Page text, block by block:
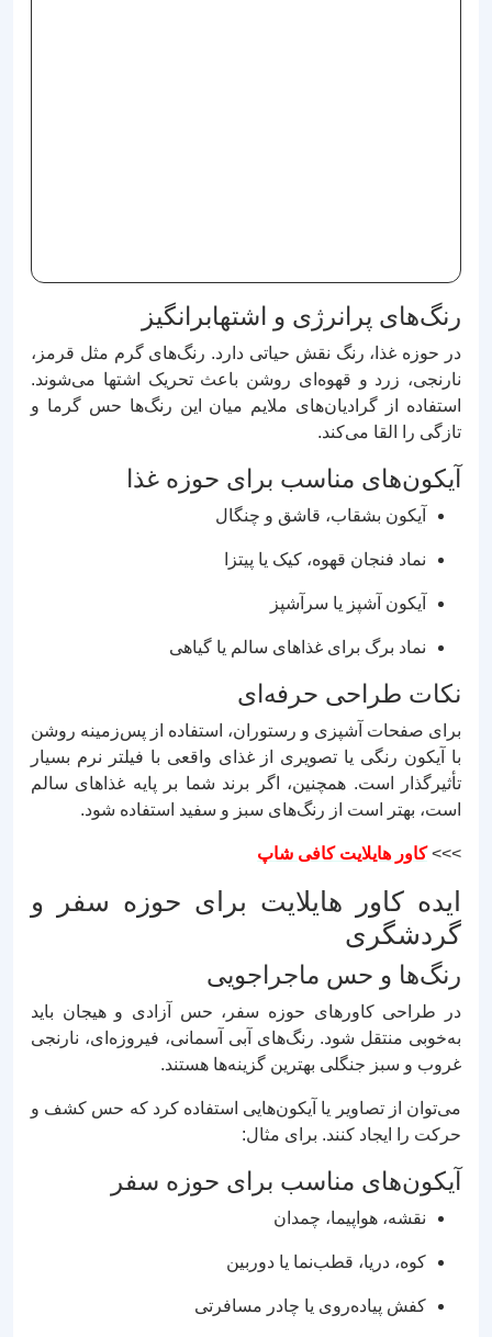
رنگ‌های پرانرژی و اشتها‌برانگیز
در حوزه غذا، رنگ نقش حیاتی دارد. رنگ‌های گرم مثل قرمز،
نارنجی، زرد و قهوه‌ای روشن باعث تحریک اشتها می‌شوند.
استفاده از گرادیان‌های ملایم میان این رنگ‌ها حس گرما و
تازگی را القا می‌کند.
آیکون‌های مناسب برای حوزه غذا
آیکون بشقاب، قاشق و چنگال
نماد فنجان قهوه، کیک یا پیتزا
آیکون آشپز یا سرآشپز
نماد برگ برای غذاهای سالم یا گیاهی
نکات طراحی حرفه‌ای
برای صفحات آشپزی و رستوران، استفاده از پس‌زمینه روشن
با آیکون رنگی یا تصویری از غذای واقعی با فیلتر نرم بسیار
تأثیرگذار است. همچنین، اگر برند شما بر پایه غذاهای سالم
است، بهتر است از رنگ‌های سبز و سفید استفاده شود.
>>>کاور هایلایت کافی شاپ
ایده کاور هایلایت برای حوزه سفر و
گردشگری
رنگ‌ها و حس ماجراجویی
در طراحی کاورهای حوزه سفر، حس آزادی و هیجان باید
به‌خوبی منتقل شود. رنگ‌های آبی آسمانی، فیروزه‌ای، نارنجی
غروب و سبز جنگلی بهترین گزینه‌ها هستند.
می‌توان از تصاویر یا آیکون‌هایی استفاده کرد که حس کشف و
حرکت را ایجاد کنند. برای مثال:
آیکون‌های مناسب برای حوزه سفر
نقشه، هواپیما، چمدان
کوه، دریا، قطب‌نما یا دوربین
کفش پیاده‌روی یا چادر مسافرتی